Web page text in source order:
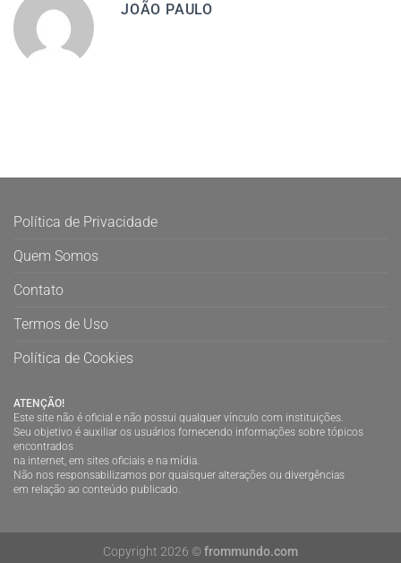
JOÃO PAULO
Política de Privacidade
Quem Somos
Contato
Termos de Uso
Política de Cookies
ATENÇÃO!
Este site não é oficial e não possui qualquer vínculo com instituições.
Seu objetivo é auxiliar os usuários fornecendo informações sobre tópicos
encontrados
na internet, em sites oficiais e na mídia.
Não nos responsabilizamos por quaisquer alterações ou divergências
em relação ao conteúdo publicado.
Copyright 2026 ©frommundo.com